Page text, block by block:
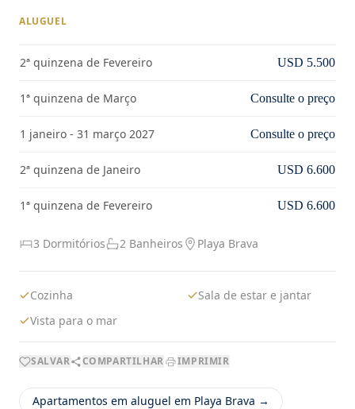
ALUGUEL
2ª quinzena de Fevereiro USD 5.500
1ª quinzena de Março Consulte o preço
1 janeiro - 31 março 2027 Consulte o preço
2ª quinzena de Janeiro USD 6.600
1ª quinzena de Fevereiro USD 6.600
3 Dormitórios 2 Banheiros Playa Brava
Cozinha
Sala de estar e jantar
Vista para o mar
SALVAR COMPARTILHAR IMPRIMIR
Apartamentos em aluguel em Playa Brava →